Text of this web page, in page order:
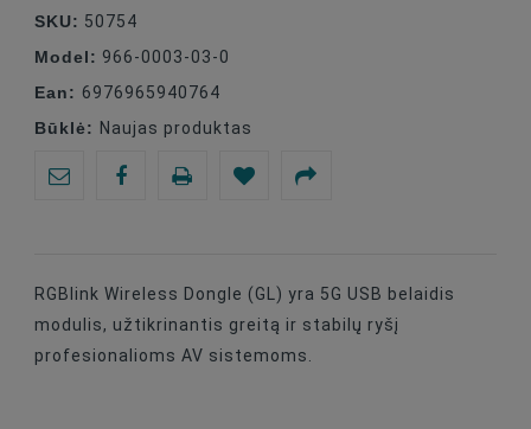
SKU: 50754
Model: 966-0003-03-0
Ean: 6976965940764
Būklė: Naujas produktas
RGBlink Wireless Dongle (GL) yra 5G USB belaidis
modulis, užtikrinantis greitą ir stabilų ryšį
profesionalioms AV sistemoms.